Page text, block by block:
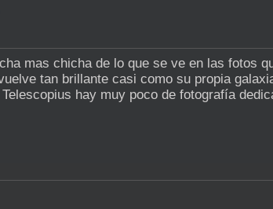
mas chicha de lo que se ve en las fotos
tan brillante casi como su propia
hay muy poco de fotografía